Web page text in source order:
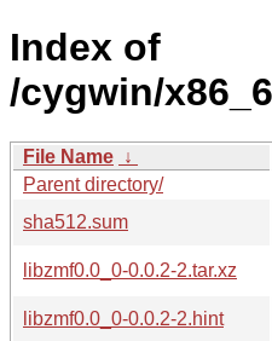
Index of
/cygwin/
File Name ↓
Parent directory/
sha512.sum
libzmf0.0_0-0.0.2-2.tar.xz
libzmf0.0_0-0.0.2-2.hint